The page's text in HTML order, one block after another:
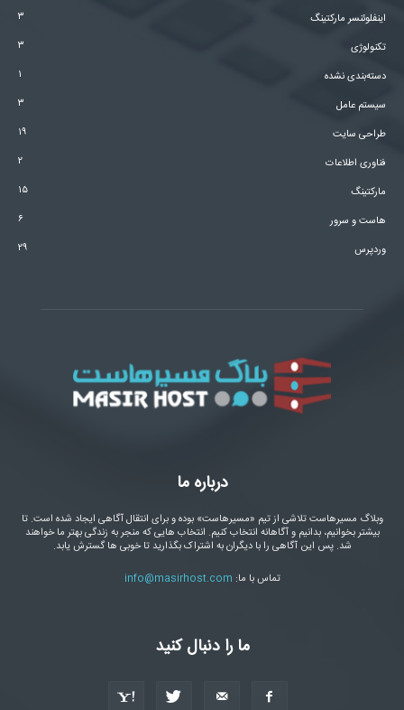
اینفلوئنسر مارکتینگ
۳
تکنولوژی
۳
دسته‌بندی نشده
۱
سیستم عامل
۳
طراحی سایت
۱۹
فناوری اطلاعات
۲
مارکتینگ
۱۵
هاست و سرور
۶
وردپرس
۲۹
درباره ما
وبلاگ مسیرهاست تلاشی از تیم «مسیرهاست» بوده و برای انتقال آگاهی ایجاد شده است. تا
بیشتر بخوانیم، بدانیم و آگاهانه انتخاب کنیم. انتخاب هایی که منجر به زندگی بهتر ما خواهند
شد. پس این آگاهی را با دیگران به اشتراک بگذارید تا خوبی ها گسترش یابد.
تماس با ما: info@masirhost.com
ما را دنبال کنید